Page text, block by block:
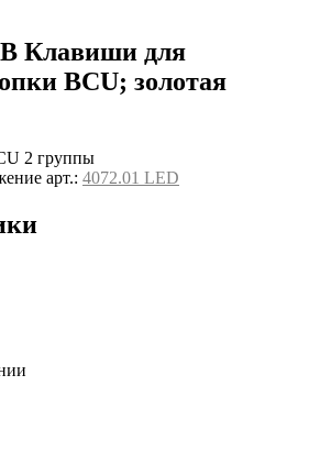
Клавиши для
BCU; золотая
2 группы
арт.: 4072.01 LED